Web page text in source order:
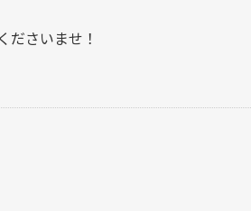
ださいませ！